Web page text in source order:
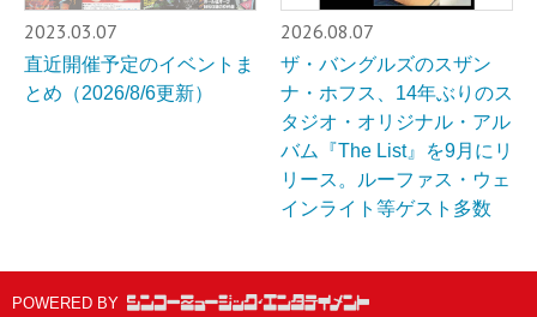
2023.03.07
直近開催予定のイベントま
とめ（2026/8/6更新）
2026.08.07
ザ・バングルズのスザン
ナ・ホフス、14年ぶりのス
タジオ・オリジナル・アル
バム『The List』を9月にリ
リース。ルーファス・ウェ
インライト等ゲスト多数
POWERED BY